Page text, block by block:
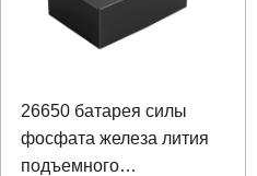
26650 батарея силы
фосфата железа лития
подъемного